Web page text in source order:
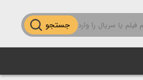
جستجو